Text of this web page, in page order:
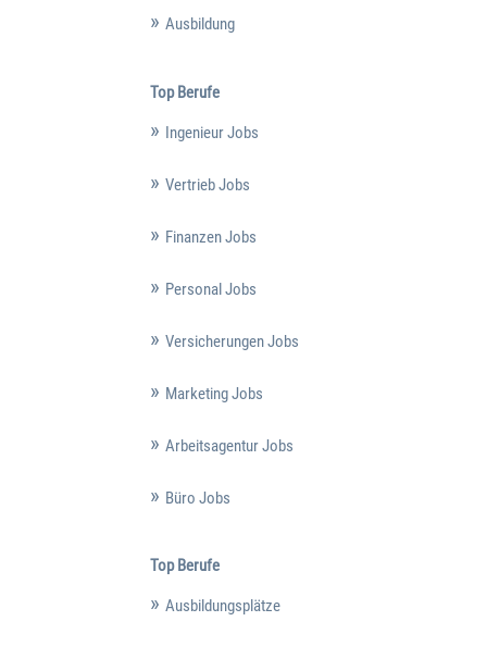
Ausbildung
Top Berufe
Ingenieur Jobs
Vertrieb Jobs
Finanzen Jobs
Personal Jobs
Versicherungen Jobs
Marketing Jobs
Arbeitsagentur Jobs
Büro Jobs
Top Berufe
Ausbildungsplätze